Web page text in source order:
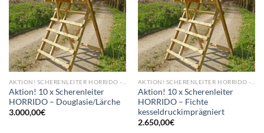
Aktion! 10 x Scherenleiter
HORRIDO – Douglasie/Lärche
3.000,00€
Aktion! 10 x Scherenleiter
HORRIDO – Fichte
kesseldruckimprägniert
2.650,00€